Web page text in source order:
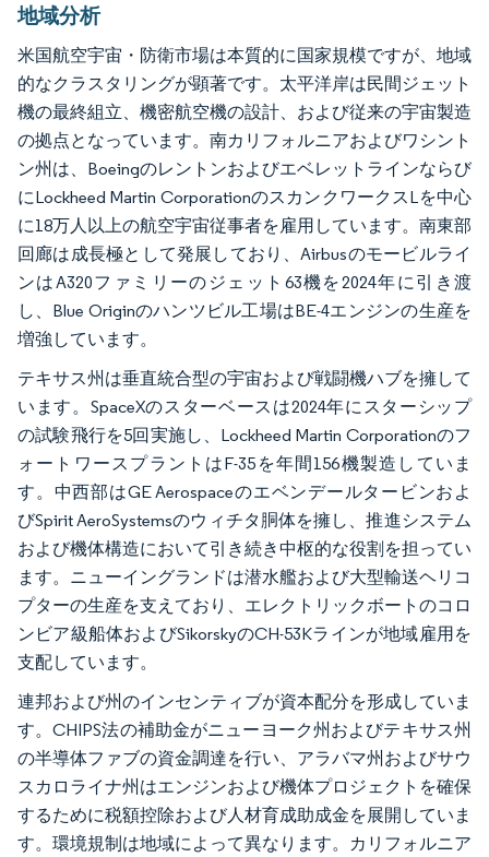
地域分析
米国航空宇宙・防衛市場は本質的に国家規模ですが、地域
的なクラスタリングが顕著です。太平洋岸は民間ジェット
機の最終組立、機密航空機の設計、および従来の宇宙製造
の拠点となっています。南カリフォルニアおよびワシント
ン州は、Boeingのレントンおよびエベレットラインならび
にLockheed Martin CorporationのスカンクワークスLを中心
に18万人以上の航空宇宙従事者を雇用しています。南東部
回廊は成長極として発展しており、Airbusのモービルライ
ンはA320ファミリーのジェット63機を2024年に引き渡
し、Blue Originのハンツビル工場はBE-4エンジンの生産を
増強しています。
テキサス州は垂直統合型の宇宙および戦闘機ハブを擁して
います。SpaceXのスターベースは2024年にスターシップ
の試験飛行を5回実施し、Lockheed Martin Corporationのフ
ォートワースプラントはF-35を年間156機製造していま
す。中西部はGE Aerospaceのエベンデールタービンおよ
びSpirit AeroSystemsのウィチタ胴体を擁し、推進システム
および機体構造において引き続き中枢的な役割を担ってい
ます。ニューイングランドは潜水艦および大型輸送ヘリコ
プターの生産を支えており、エレクトリックボートのコロ
ンビア級船体およびSikorskyのCH-53Kラインが地域雇用を
支配しています。
連邦および州のインセンティブが資本配分を形成していま
す。CHIPS法の補助金がニューヨーク州およびテキサス州
の半導体ファブの資金調達を行い、アラバマ州およびサウ
スカロライナ州はエンジンおよび機体プロジェクトを確保
するために税額控除および人材育成助成金を展開していま
す。環境規制は地域によって異なります。カリフォルニア